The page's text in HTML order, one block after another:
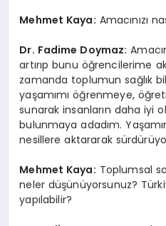
Mehmet Kaya: Amacınızı
Dr. Fadime Doymaz:
artırıp bunu öğrencilerime
zamanda toplumun sağlık
yaşamımı öğrenmeye,
sunarak insanların daha iyi
bulunmaya adadım.
nesillere aktararak
Mehmet Kaya: Toplumsal
neler düşünüyorsunuz?
yapılabilir?